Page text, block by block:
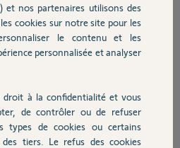
fil de discussion
et nos partenaires utilisons des
cookies sur notre site pour les
le contenu et les
personnalisée et analyser
droit à la confidentialité et vous
de contrôler ou de refuser
types de cookies ou certains
des tiers. Le refus des cookies